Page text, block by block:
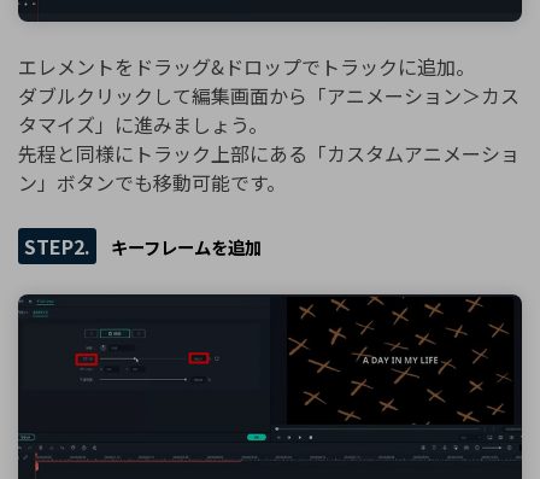
エレメントをドラッグ&ドロップでトラックに追加。
ダブルクリックして編集画面から「アニメーション＞カス
タマイズ」に進みましょう。
先程と同様にトラック上部にある「カスタムアニメーショ
ン」ボタンでも移動可能です。
STEP2. キーフレームを追加